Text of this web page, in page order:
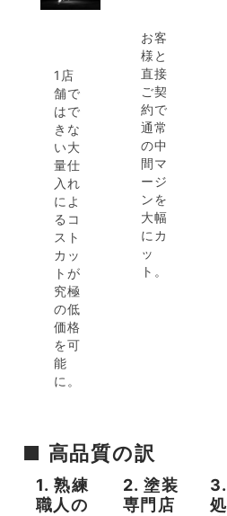
1店
舗で
はで
きな
い大
量仕
入れ
によ
るコ
スト
カッ
トが
究極
の低
価格
を可
能
に。
お客
様と
直接
ご契
約で
通常
の中
間マ
ージ
ンを
大幅
にカ
ッ
ト。
■ 高品質の訳
1. 熟練
職人の
2. 塗装
専門店